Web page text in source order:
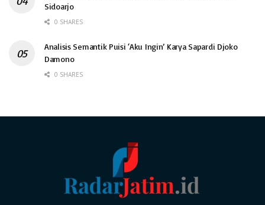
Sidoarjo
0 SHARES
Analisis Semantik Puisi ‘Aku Ingin’ Karya Sapardi Djoko
Damono
0 SHARES